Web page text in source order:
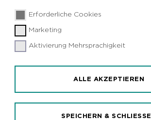
Erforderliche Cookies
Marketing
Aktivierung Mehrsprachigkeit
ALLE AKZEPTIEREN
SPEICHERN & SCHLIESSEN
NACHHALTIG UND
RESSOURCENSCHONEND
Hof Punsmann wird moderner
Umweltbildung